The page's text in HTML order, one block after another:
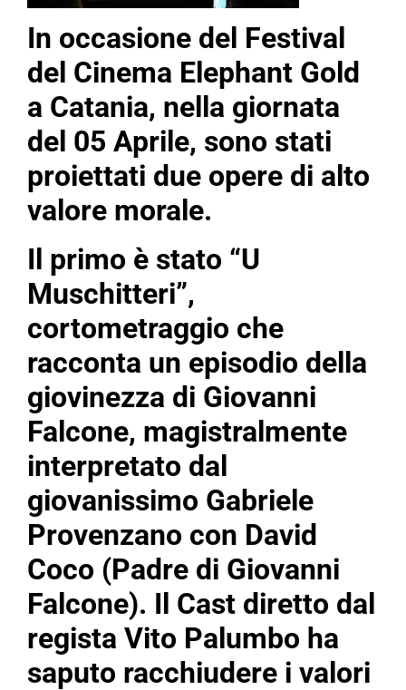
In occasione del Festival
del Cinema Elephant Gold
a Catania, nella giornata
del 05 Aprile, sono stati
proiettati due opere di alto
valore morale.
Il primo è stato “U
Muschitteri”,
cortometraggio che
racconta un episodio della
giovinezza di Giovanni
Falcone, magistralmente
interpretato dal
giovanissimo Gabriele
Provenzano con David
Coco (Padre di Giovanni
Falcone). Il Cast diretto dal
regista Vito Palumbo ha
saputo racchiudere i valori